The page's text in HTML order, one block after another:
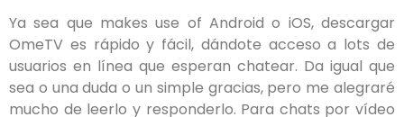
Ya sea que makes use of Android o iOS, descargar
OmeTV es rápido y fácil, dándote acceso a lots de
usuarios en línea que esperan chatear. Da igual que
sea o una duda o un simple gracias, pero me alegraré
mucho de leerlo y responderlo. Para chats por vídeo